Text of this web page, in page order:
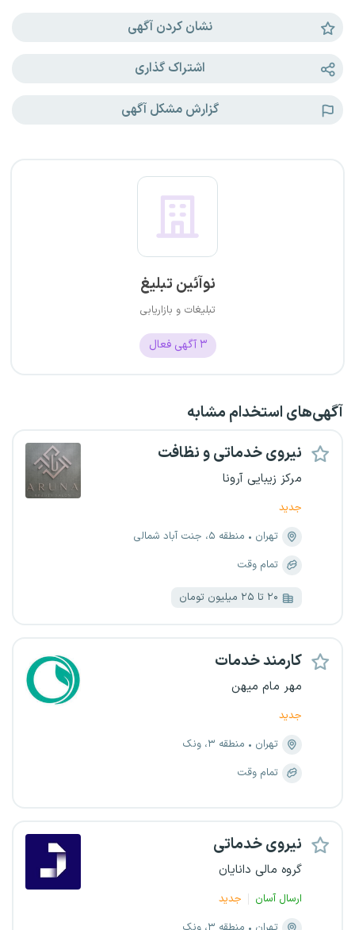
نشان کردن آگهی
اشتراک گذاری
گزارش مشکل آگهی
نوآئین تبلیغ
تبلیغات و بازاریابی
۳ آگهی فعال
آگهی‌های استخدام مشابه
نیروی خدماتی و نظافت
مرکز زیبایی آرونا
جدید
تهران
منطقه ۵، جنت آباد شمالی
تمام وقت
۲۰ تا ۲۵ میلیون تومان
کارمند خدمات
مهر مام میهن
جدید
تهران
منطقه ۳، ونک
تمام وقت
نیروی خدماتی
گروه مالی دانایان
ارسال آسان
جدید